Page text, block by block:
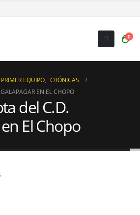
0
PRIMER EQUIPO, CRÓNICAS
EN EL CHOPO
del C.D.
El Chopo